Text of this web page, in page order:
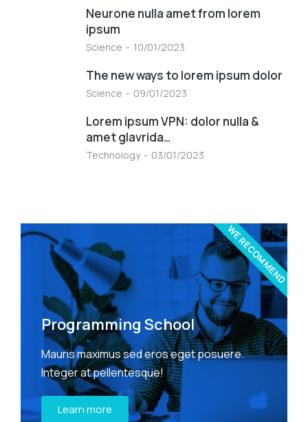
Neurone nulla amet from lorem
ipsum
Science 10/01/2023
The new ways to lorem ipsum dolor
Science 09/01/2023
Lorem ipsum VPN: dolor nulla &
amet glavrida…
Technology 03/01/2023
Programming School
Mauris maximus sed eros eget posuere.
Integer at pellentesque!
Learn more
WE RECOMMEND